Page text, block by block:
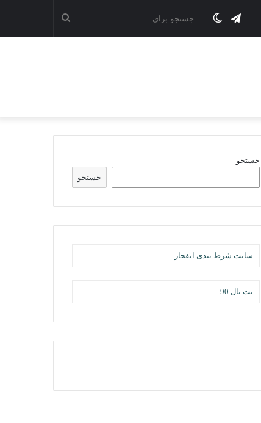
جستجو تغییرتلگرام
جستجو
جستجو
سایت شرط بندی انفجار
بت بال 90